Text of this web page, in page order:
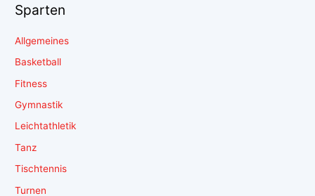
Sparten
Allgemeines
Basketball
Fitness
Gymnastik
Leichtathletik
Tanz
Tischtennis
Turnen